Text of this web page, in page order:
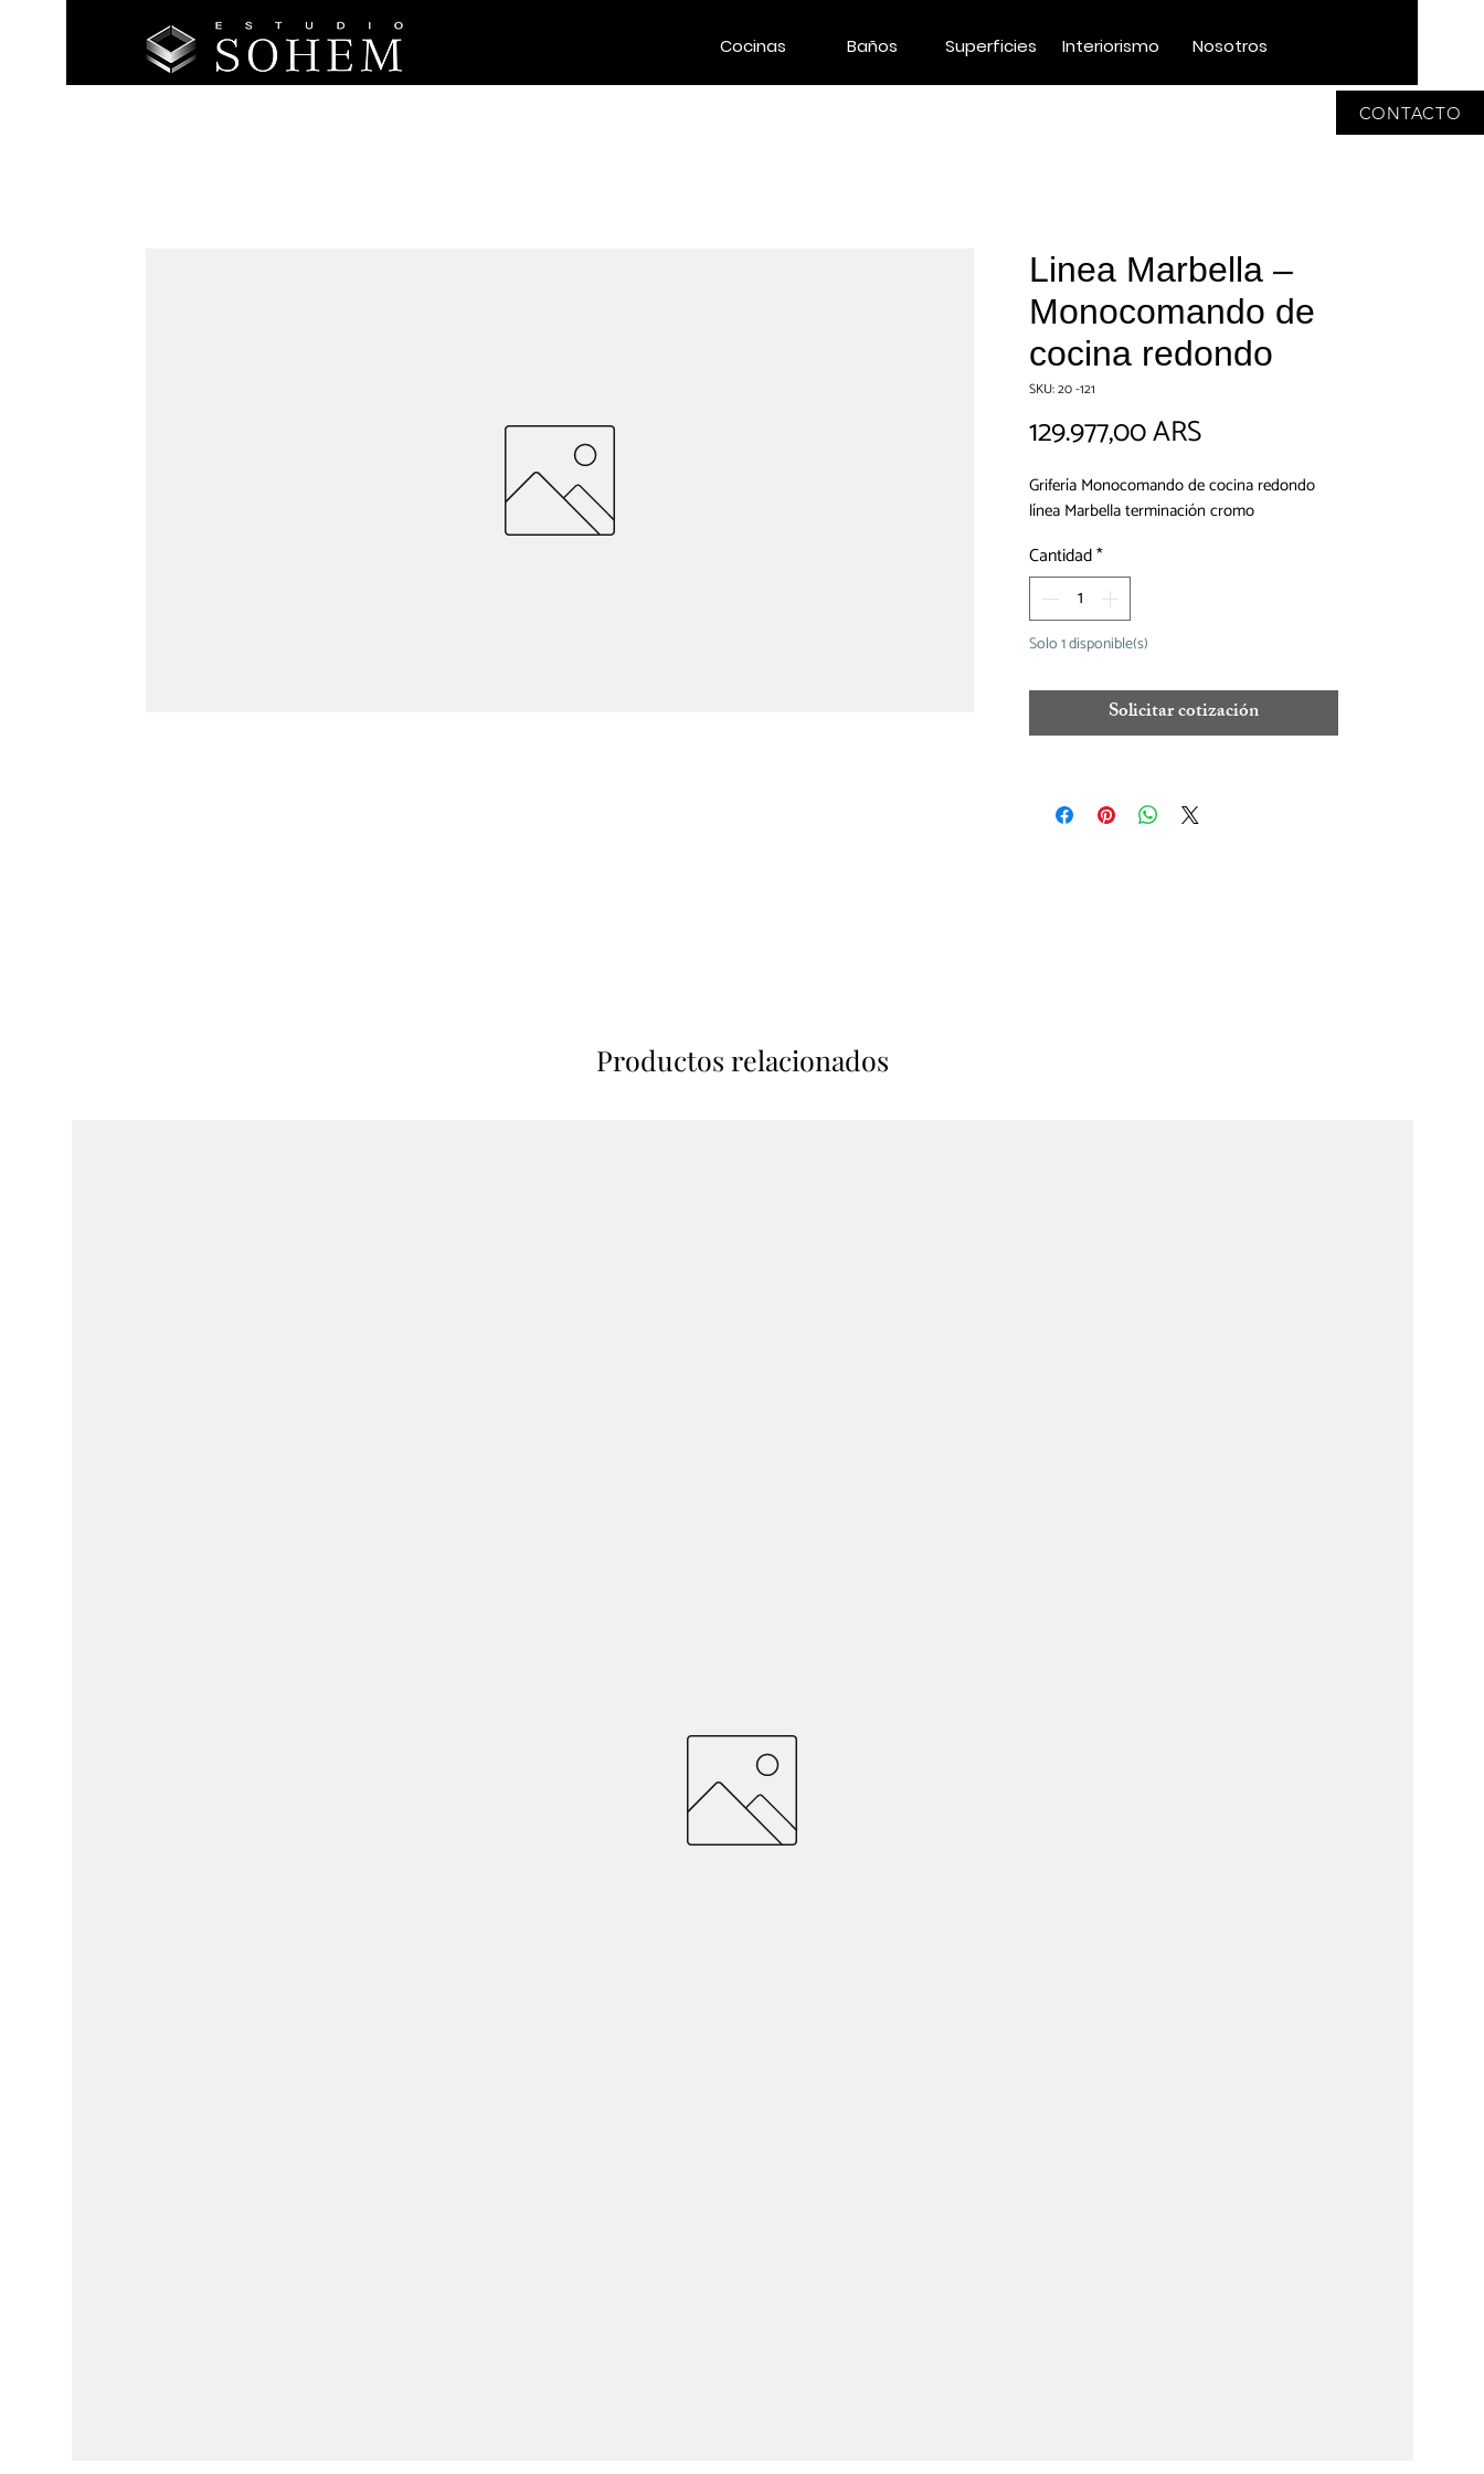
CONTACTO
Cocinas Baños Superficies Interiorismo Nosotros
Linea Marbella –
Monocomando de
cocina redondo
SKU: 20 -121
129.977,00 ARSPrecio
Grifería Monocomando de cocina redondo
línea Marbella terminación cromo
Cantidad*
Solo 1 disponible(s)
Solicitar cotización
Productos relacionados